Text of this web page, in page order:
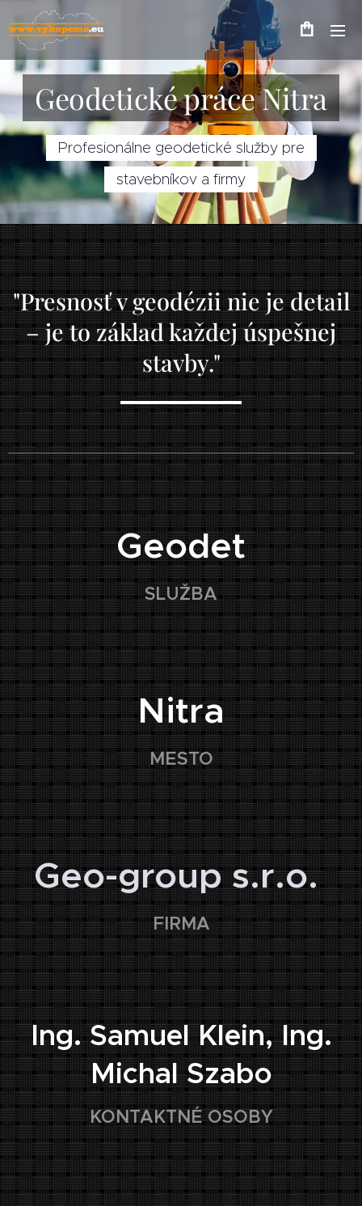
Geodetické práce Nitra
Profesionálne geodetické služby pre
stavebníkov a firmy
"Presnosť v geodézii nie je detail
– je to základ každej úspešnej
stavby."
🏠
Geodet
SLUŽBA
📍
Nitra
MESTO
🏢
Geo-group s.r.o.
FIRMA
👤
Ing. Samuel Klein, Ing.
Michal Szabo
KONTAKTNÉ OSOBY